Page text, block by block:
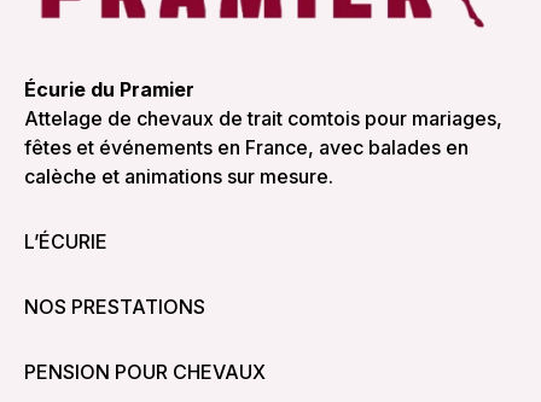
Écurie du Pramier
Attelage de chevaux de trait comtois pour mariages,
fêtes et événements en France, avec balades en
calèche et animations sur mesure.
L’ÉCURIE
NOS PRESTATIONS
PENSION POUR CHEVAUX